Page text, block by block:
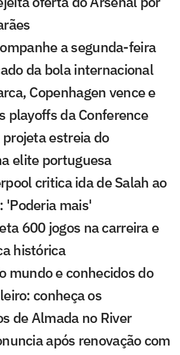
a segunda-feira
da bola internacional
Copenhagen vence e
playoffs da Conference
estreia do
elite portuguesa
critica ida de Salah ao
'Poderia mais'
600 jogos na carreira e
histórica
mundo e conhecidos do
conheça os
de Almada no River
após renovação com